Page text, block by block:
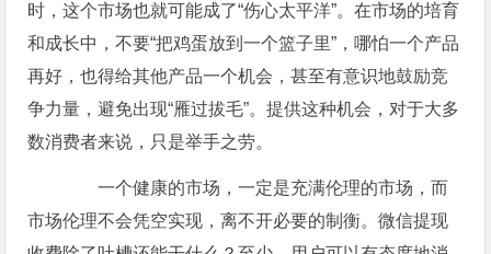
时，这个市场也就可能成了“伤心太平洋”。在市场的培育
和成长中，不要“把鸡蛋放到一个篮子里”，哪怕一个产品
再好，也得给其他产品一个机会，甚至有意识地鼓励竞
争力量，避免出现“雁过拔毛”。提供这种机会，对于大多
数消费者来说，只是举手之劳。
一个健康的市场，一定是充满伦理的市场，而
市场伦理不会凭空实现，离不开必要的制衡。微信提现